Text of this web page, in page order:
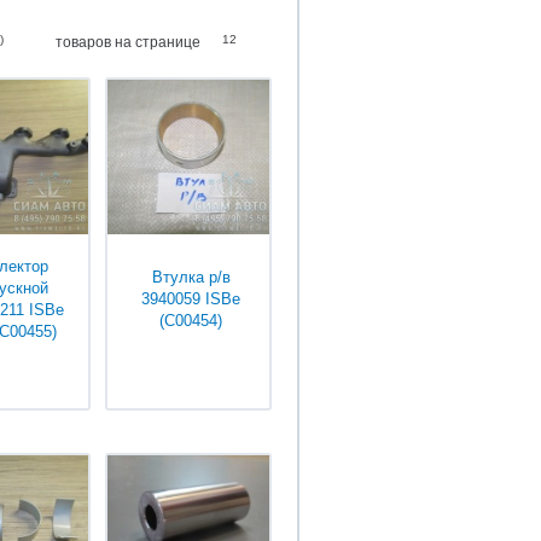
товаров на странице 12
ISBe
Втулка р/в
3940059 ISBe
(С00454)
менеджеров
DONGFENGTEREX